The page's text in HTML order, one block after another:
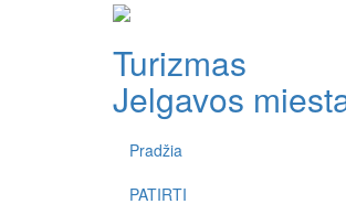
Turizmas
Jelgavos
Pradžia
PATIRTI